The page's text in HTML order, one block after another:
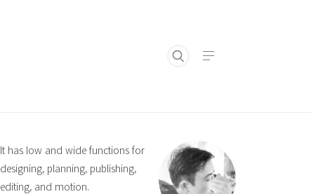
It has low and wide functions for
designing, planning, publishing,
editing, and motion.